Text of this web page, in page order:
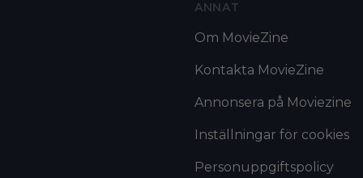
ANNAT
Om MovieZine
Kontakta MovieZine
Annonsera på Moviezine
Inställningar för cookies
Personuppgiftspolicy